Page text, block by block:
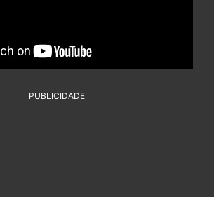
PUBLICIDADE